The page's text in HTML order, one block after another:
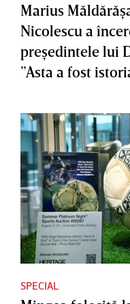
Marius
Nicolescu a
preşedintele lui
”Asta a fost
SPECIAL